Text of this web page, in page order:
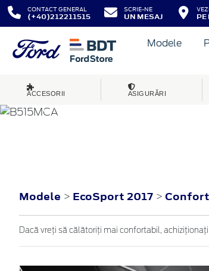
CONTACT GENERAL
(+40)212211515
SCRIE-NE
UN MESAJ
VEZI
PE
Modele
ACCESORII ASIGURĂRI
ECOSPORT
Modele > EcoSport 2017 > Confort
Dacă vreţi să călătoriţi mai confortabil,